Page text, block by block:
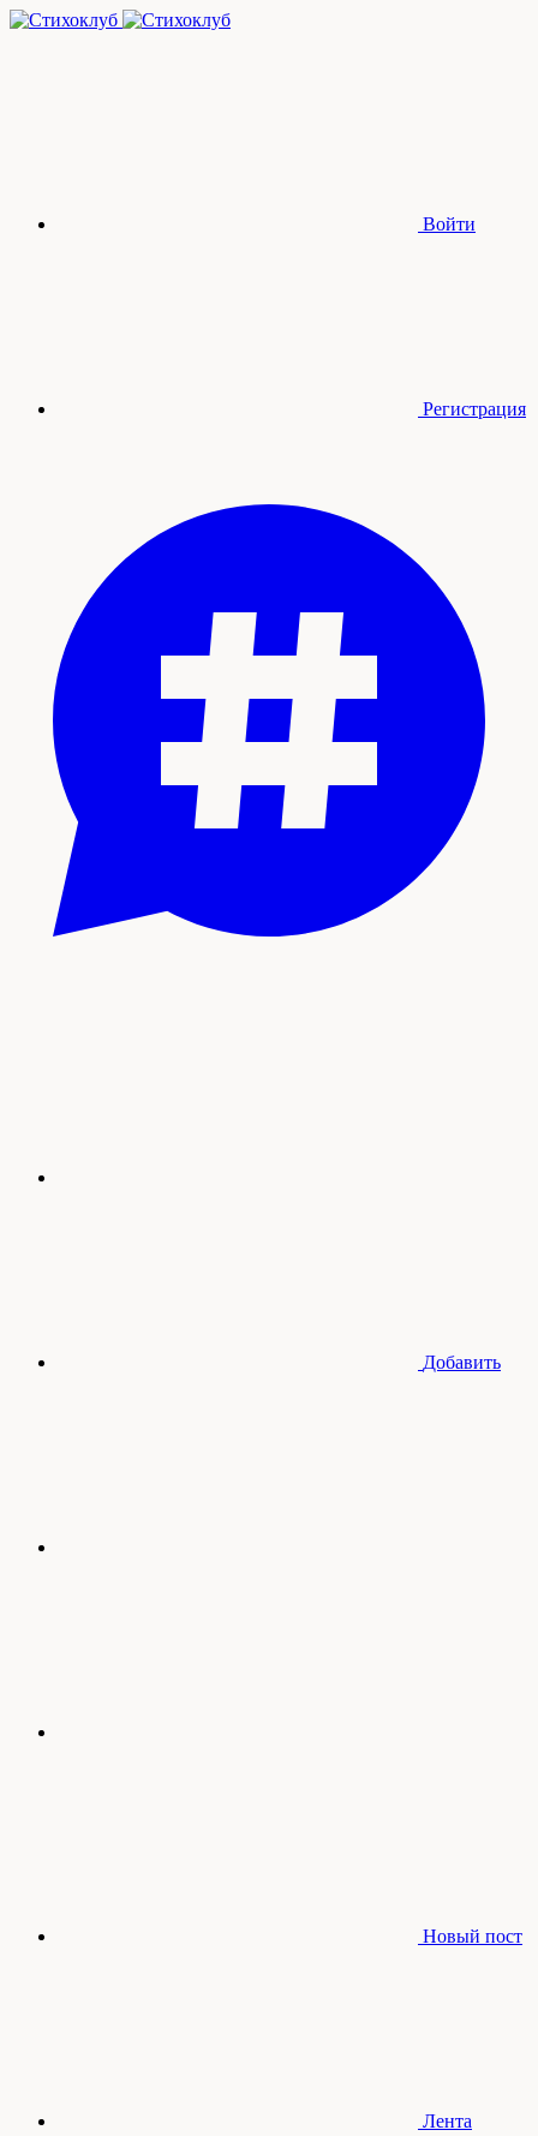
Войти
Регистрация
Добавить
Новый пост
Лента